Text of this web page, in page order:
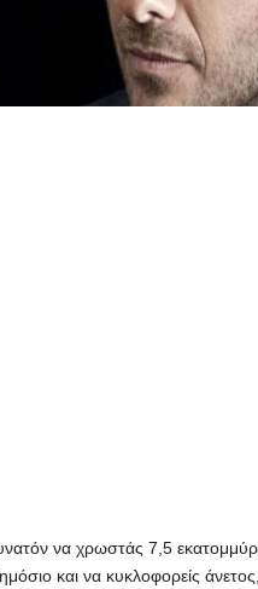
να χρωστάς 7,5
και να κυκλοφορείς άνετος,